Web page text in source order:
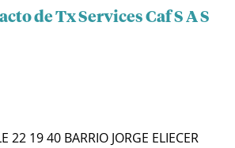
de Tx Services Caf S A S
22 19 40 BARRIO JORGE ELIECER